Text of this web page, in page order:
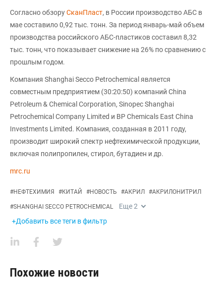
Согласно обзоруСканПласт, в России производство АБС в
мае составило 0,92 тыс. тонн. За период январь-май объем
производства российского АБС-пластиков составил 8,32
тыс. тонн, что показывает снижение на 26% по сравнению с
прошлым годом.
Компания Shanghai Secco Petrochemical является
совместным предприятием (30:20:50) компаний China
Petroleum & Chemical Corporation, Sinopec Shanghai
Petrochemical Company Limited и BP Chemicals East China
Investments Limited. Компания, созданная в 2011 году,
производит широкий спектр нефтехимической продукции,
включая полипропилен, стирол, бутадиен и др.
mrc.ru
#НЕФТЕХИМИЯ #КИТАЙ #НОВОСТЬ #АКРИЛ #АКРИЛОНИТРИЛ
#SHANGHAI SECCO PETROCHEMICAL Еще2
+Добавить все теги в фильтр
Похожие новости